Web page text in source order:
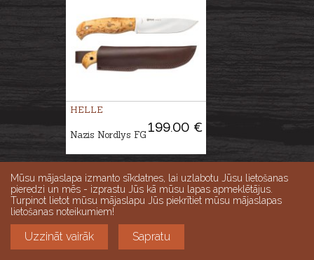
HELLE
199.00 €
Nazis Nordlys FG
Mūsu mājaslapa izmanto sīkdatnes, lai uzlabotu Jūsu lietošanas
pieredzi un mēs - izprastu Jūs kā mūsu lapas apmeklētājus.
Turpinot lietot mūsu mājaslapu Jūs piekrītiet mūsu mājaslapas
lietošanas noteikumiem!
Uzzināt vairāk Sapratu